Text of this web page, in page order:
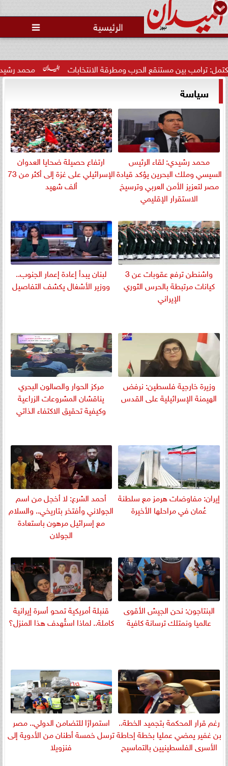
الرئيسية 
محمد رشيدي: لقاء مستنقع الحرب ومطرقة الانتخابات
سياسة
محمد رشيدي: لقاء الرئيس
السيسي وملك البحرين يؤكد قيادة
مصر لتعزيز الأمن العربي وترسيخ
الاستقرار الإقليمي
ارتفاع حصيلة ضحايا العدوان
الإسرائيلي على غزة إلى أكثر من 73
ألف شهيد
واشنطن ترفع عقوبات عن 3
كيانات مرتبطة بالحرس الثوري
الإيراني
لبنان يبدأ إعادة إعمار الجنوب..
ووزير الأشغال يكشف التفاصيل
وزيرة خارجية فلسطين: نرفض
الهيمنة الإسرائيلية على القدس
مركز الحوار والصالون البحري
يناقشان المشروعات الزراعية
وكيفية تحقيق الاكتفاء الذاتي
إيران: مفاوضات هرمز مع سلطنة
عُمان في مراحلها الأخيرة
أحمد الشرع: لا أخجل من اسم
الجولاني وأفتخر بتاريخي.. والسلام
مع إسرائيل مرهون باستعادة
الجولان
البنتاجون: نحن الجيش الأقوى
عالميا ونمتلك ترسانة كافية
قنبلة أمريكية تمحو أسرة إيرانية
كاملة.. لماذا استُهدف هذا المنزل؟
رغم قرار المحكمة بتجميد الخطة..
بن غفير يمضي عمليا بخطة إحاطة
الأسرى الفلسطينيين بالتماسيح
استمرارًا للتضامن الدولي.. مصر
ترسل خمسة أطنان من الأدوية إلى
فنزويلا